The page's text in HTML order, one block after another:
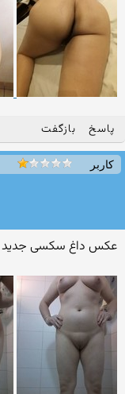
پاسخ بازگفت
کاربر
عکس داغ سکسی جدید